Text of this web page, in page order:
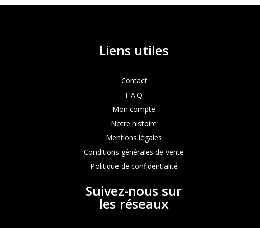
Liens utiles
Contact
F.A.Q
Mon compte
Notre histoire
Mentions légales
Conditions générales de vente
Politique de confidentialité
Suivez-nous sur
les réseaux